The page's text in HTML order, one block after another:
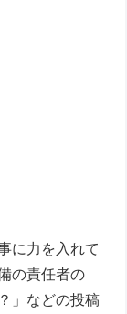
に力を入れて
の責任者の
」などの投稿